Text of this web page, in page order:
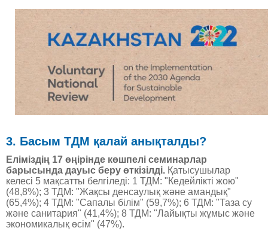
3. Басым ТДМ қалай анықталды?
Еліміздің 17 өңірінде көшпелі семинарлар
барысында дауыс беру өткізілді. Қатысушылар
келесі 5 мақсатты белгіледі: 1 ТДМ: "Кедейлікті жою"
(48,8%); 3 ТДМ: "Жақсы денсаулық және амандық"
(65,4%); 4 ТДМ: "Сапалы білім" (59,7%); 6 ТДМ: "Таза су
және санитария" (41,4%); 8 ТДМ: "Лайықты жұмыс және
экономикалық өсім" (47%).